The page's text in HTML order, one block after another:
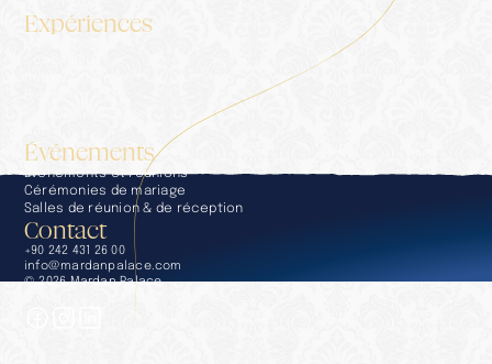
Expériences
Événements
Événements et réunions
Cérémonies de mariage
Salles de réunion & de réception
Contact
+90 242 431 26 00
info@mardanpalace.com
© 2026 Mardan Palace